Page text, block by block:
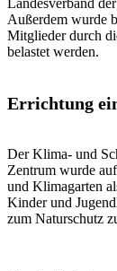
Landesverband
Außerdem wurde
Mitglieder durch
belastet werden.
Errichtung
Der Klima- und
Zentrum wurde
und Klimagarten
Kinder und
zum Naturschutz